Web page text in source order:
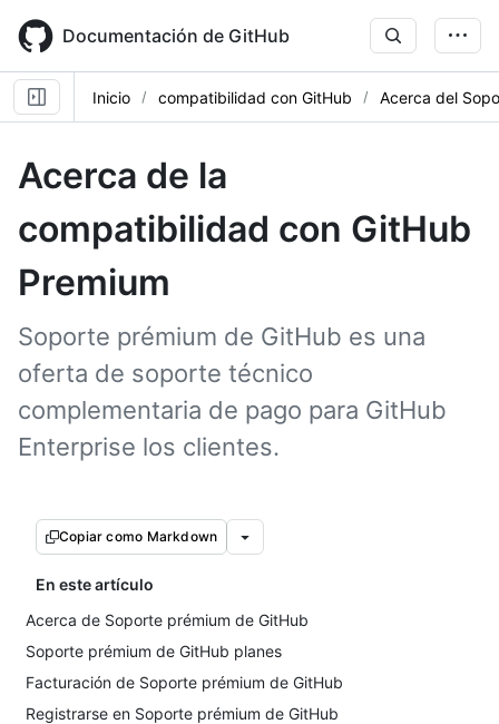
main
content
Documentación de GitHub
Inicio compatibilidad con GitHub Acerca del
Acerca de la
compatibilidad con GitHub
Premium
Soporte prémium de GitHub es una
oferta de soporte técnico
complementaria de pago para GitHub
Enterprise los clientes.
Copiar como Markdown
En este artículo
Acerca de Soporte prémium de GitHub
Soporte prémium de GitHub planes
Facturación de Soporte prémium de GitHub
Registrarse en Soporte prémium de GitHub